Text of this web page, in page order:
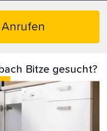
Bitze gesucht?